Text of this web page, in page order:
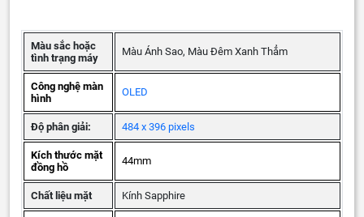
Màu sắc hoặc
tình trạng máy
Màu Ánh Sao, Màu Đêm Xanh Thẳm
Công nghệ màn
hình
OLED
Độ phân giải: 484 x 396 pixels
Kích thước mặt
đồng hồ
44mm
Chất liệu mặt Kính Sapphire